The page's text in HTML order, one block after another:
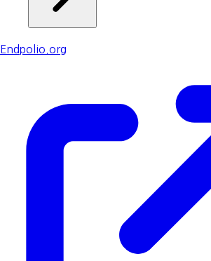
Endpolio.org